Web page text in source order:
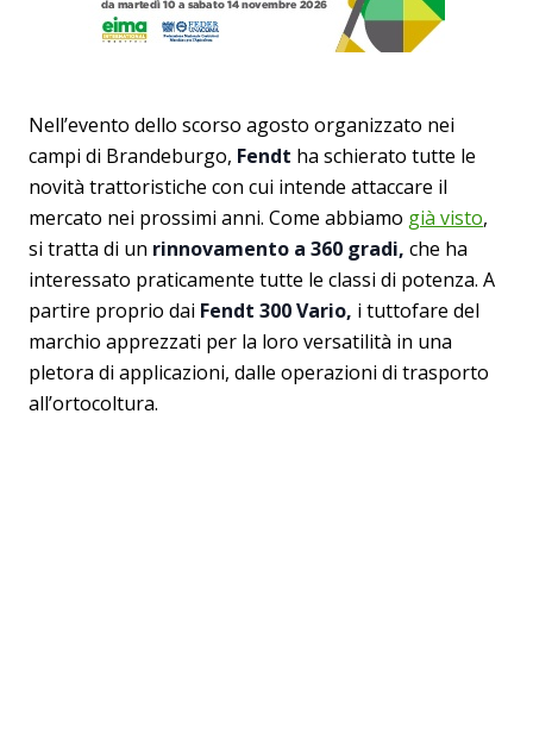
Nell’evento dello scorso agosto organizzato nei
campi di Brandeburgo, Fendt ha schierato tutte le
novità trattoristiche con cui intende attaccare il
mercato nei prossimi anni. Come abbiamo già visto,
si tratta di un rinnovamento a 360 gradi, che ha
interessato praticamente tutte le classi di potenza. A
partire proprio dai Fendt 300 Vario, i tuttofare del
marchio apprezzati per la loro versatilità in una
pletora di applicazioni, dalle operazioni di trasporto
all’ortocoltura.